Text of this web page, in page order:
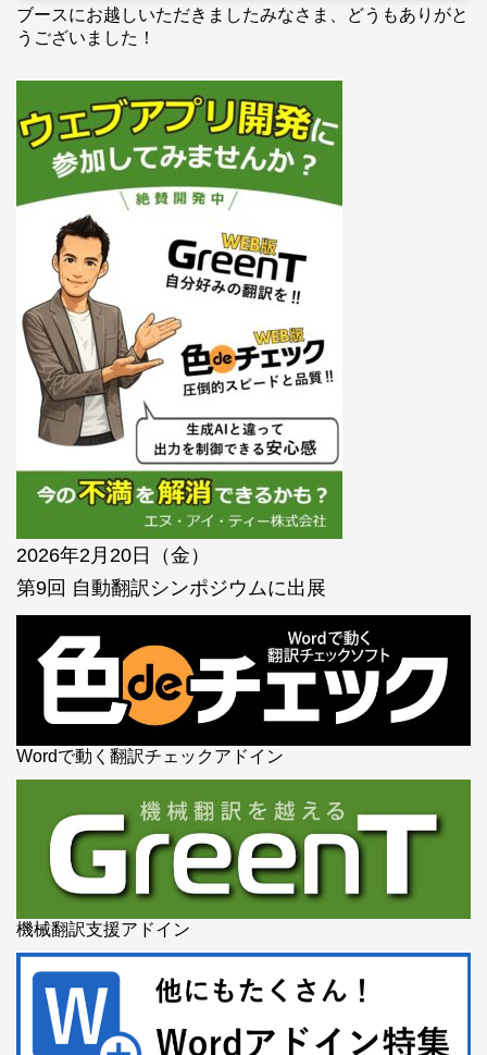
ブースにお越しいただきましたみなさま、どうもありがと
うございました！
2026年2月20日（金）
第9回 自動翻訳シンポジウムに出展
Wordで動く翻訳チェックアドイン
機械翻訳支援アドイン